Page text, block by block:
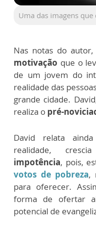
Uma das imagens
Nas notas do
motivação que o
de um jovem do
realidade das
grande cidade.
realiza o pré-
David relata
realidade,
impotência, pois,
votos de pobreza,
para oferecer.
forma de ofertar
potencial de